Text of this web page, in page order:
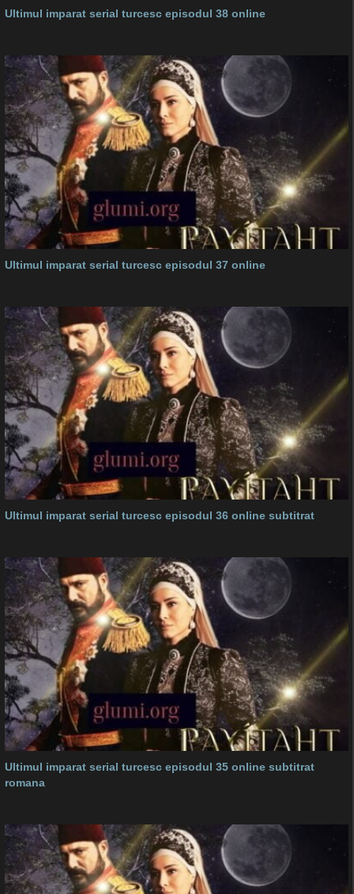
Ultimul imparat serial turcesc episodul 38 online
Ultimul imparat serial turcesc episodul 37 online
Ultimul imparat serial turcesc episodul 36 online subtitrat
Ultimul imparat serial turcesc episodul 35 online subtitrat
romana